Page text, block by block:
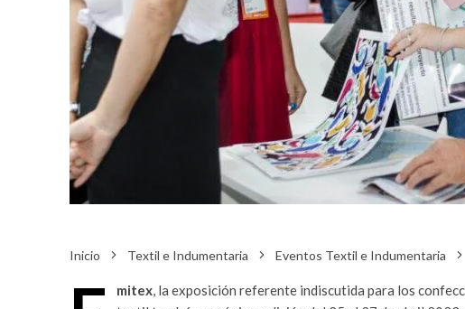
Inicio Textil e Indumentaria Eventos Textil e Indumentaria
mitex, la exposición referente indiscutida para los